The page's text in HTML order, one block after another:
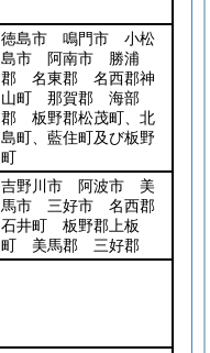
徳島市 鳴門市 小松
島市 阿南市 勝浦
郡 名東郡 名西郡神
山町 那賀郡 海部
郡 板野郡松茂町、北
島町、藍住町及び板野
町
吉野川市 阿波市 美
馬市 三好市 名西郡
石井町 板野郡上板
町 美馬郡 三好郡